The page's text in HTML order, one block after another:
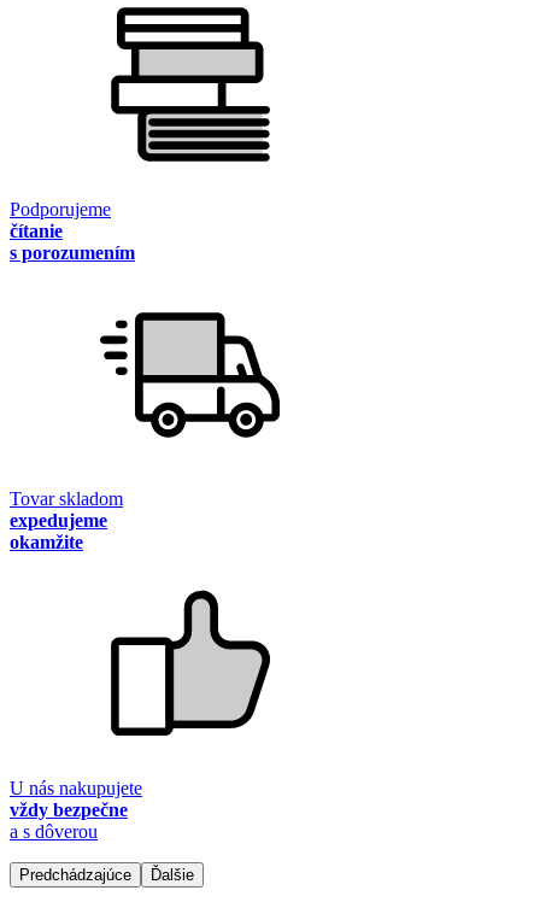
Podporujeme
čítanie
s porozumením
Tovar skladom
expedujeme
okamžite
U nás nakupujete
vždy bezpečne
a s dôverou
Predchádzajúce Ďalšie